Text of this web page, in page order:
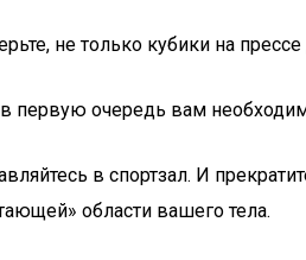
не только кубики на
первую очередь вам
в спортзал. И
области вашего тела.